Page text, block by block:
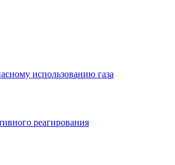
использованию газа
реагирования